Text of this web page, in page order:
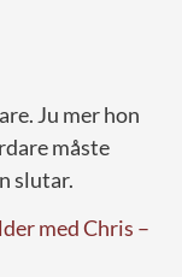
Ju mer hon
måste
slutar.
med Chris –